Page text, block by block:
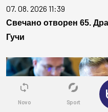
07. 08. 2026 11:39
Свечано отворен 65.
Гучи
Novo Sport
✕